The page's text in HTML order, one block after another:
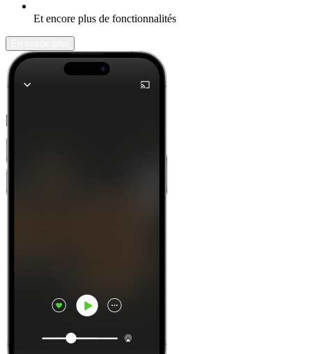
Et encore plus de fonctionnalités